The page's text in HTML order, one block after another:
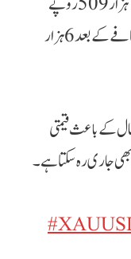
جبکہ 10 گرام چاندی کی قیمت 197 روپے اضافے کے بعد 6 ہزار
کے باعث قیمتی
جاری رہ سکتا ہے۔